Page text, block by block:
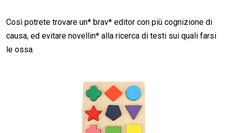
Così potrete trovare un* brav* editor con più cognizione di
causa, ed evitare novellin* alla ricerca di testi sui quali farsi
le ossa.